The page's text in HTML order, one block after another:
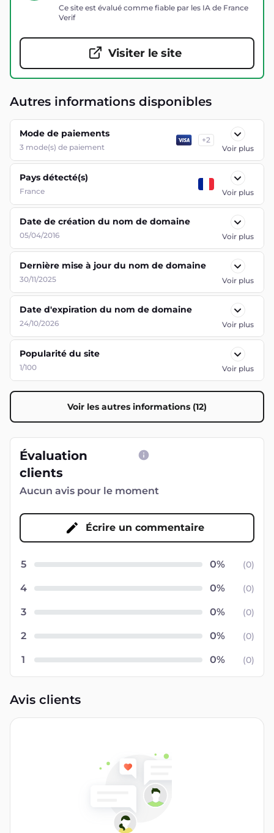
Ce site est évalué comme fiable par les IA de France
Verif
Visiter le site
Autres informations disponibles
Mode de paiements
3 mode(s) de paiement
+2
Voir plus
Pays détecté(s)
France Voir plus
Date de création du nom de domaine
05/04/2016 Voir plus
Dernière mise à jour du nom de domaine
30/11/2025 Voir plus
Date d'expiration du nom de domaine
24/10/2026 Voir plus
Popularité du site
1/100 Voir plus
Voir les autres informations (12)
Évaluation
clients
Aucun avis pour le moment
Écrire un commentaire
5 (0)
4 (0)
3 (0)
2 (0)
1 (0)
Avis clients